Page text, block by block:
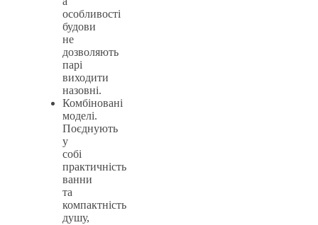
особливості
будови
не
дозволяють
парі
виходити
назовні.
Комбіновані
моделі.
Поєднують
у
собі
практичність
ванни
та
компактність
душу,